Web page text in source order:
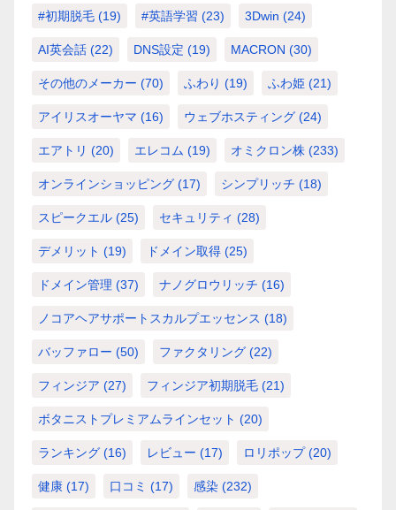
#初期脱毛 (19) #英語学習 (23) 3Dwin (24)
AI英会話 (22) DNS設定 (19) MACRON (30)
その他のメーカー (70) ふわり (19) ふわ姫 (21)
アイリスオーヤマ (16) ウェブホスティング (24)
エアトリ (20) エレコム (19) オミクロン株 (233)
オンラインショッピング (17) シンプリッチ (18)
スピークエル (25) セキュリティ (28)
デメリット (19) ドメイン取得 (25)
ドメイン管理 (37) ナノグロウリッチ (16)
ノコアヘアサポートスカルプエッセンス (18)
バッファロー (50) ファクタリング (22)
フィンジア (27) フィンジア初期脱毛 (21)
ボタニストプレミアムラインセット (20)
ランキング (16) レビュー (17) ロリポップ(20)
健康 (17) 口コミ (17) 感染 (232)